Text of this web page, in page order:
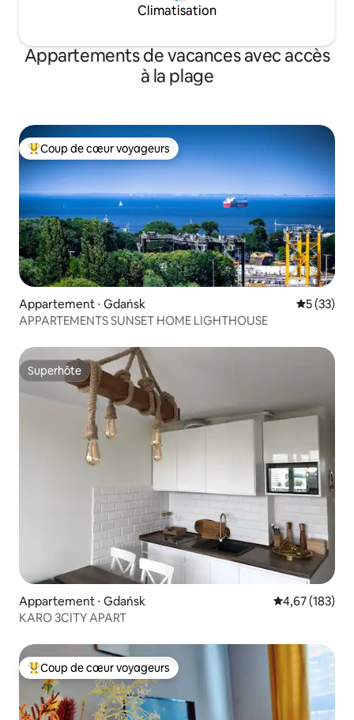
Climatisation
Appartements de vacances avec accès
à la plage
Coups de cœur voyageurs les plus appréciés
Coup de cœur voyageurs
Appartement ⋅ Gdańsk
5 (33)
APPARTEMENTS SUNSET HOME LIGHTHOUSE
Superhôte
Superhôte
Appartement ⋅ Gdańsk Évaluation
4,67 (183)
KARO 3CITY APART
Coups de cœur voyageurs les plus appréciés
Coup de cœur voyageurs